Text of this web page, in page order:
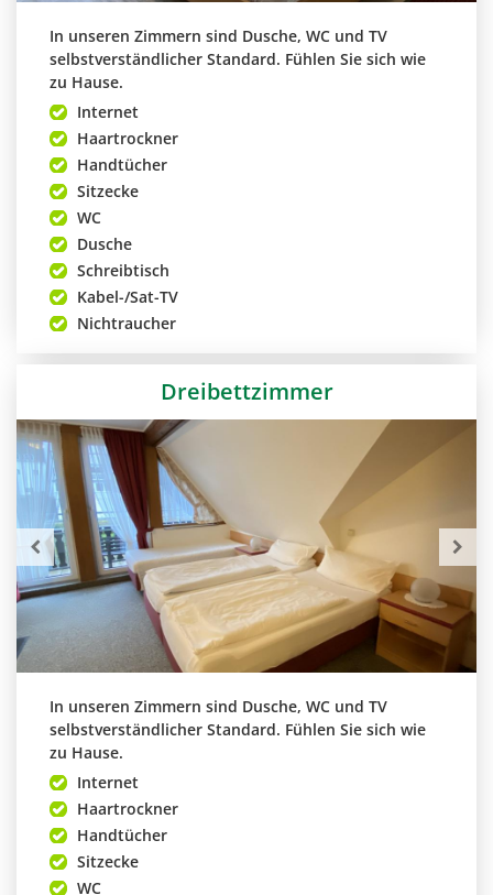
In unseren Zimmern sind Dusche, WC und TV
selbstverständlicher Standard. Fühlen Sie sich wie
zu Hause.
Internet
Haartrockner
Handtücher
Sitzecke
WC
Dusche
Schreibtisch
Kabel-/Sat-TV
Nichtraucher
Dreibettzimmer
In unseren Zimmern sind Dusche, WC und TV
selbstverständlicher Standard. Fühlen Sie sich wie
zu Hause.
Internet
Haartrockner
Handtücher
Sitzecke
WC